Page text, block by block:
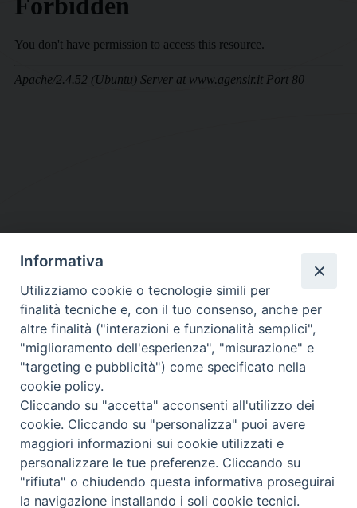
DIOCESI SUBURBICARIA DI ALBANO
Contatti:Tel.: 06.93268401 - Fax.: 06.9323844
E-mail:curia@diocesidialbano.it
Orari: dal Lunedì al Venerdì Ore: 9:00 - 13:00
Lunedì, Mercoledì e Venerdì, Ore 9:30 - 12:30
Diocesi Suburbicaria di Albano
Copyright © 2021
Informativa
Utilizziamo cookie o tecnologie simili per
finalità tecniche e, con il tuo consenso, anche per
altre finalità ("interazioni e funzionalità semplici",
"miglioramento dell'esperienza", "misurazione" e
"targeting e pubblicità") come specificato nella
cookie policy.
Cliccando su "accetta" acconsenti all'utilizzo dei
cookie. Cliccando su "personalizza" puoi avere
maggiori informazioni sui cookie utilizzati e
personalizzare le tue preferenze. Cliccando su
"rifiuta" o chiudendo questa informativa proseguirai
la navigazione installando i soli cookie tecnici.